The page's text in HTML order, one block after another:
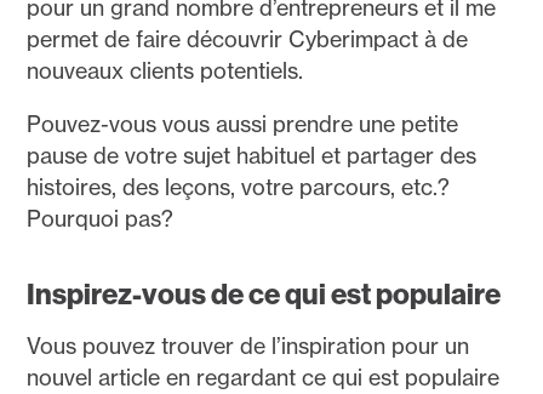
pour un grand nombre d’entrepreneurs et il me
permet de faire découvrir Cyberimpact à de
nouveaux clients potentiels.
Pouvez-vous vous aussi prendre une petite
pause de votre sujet habituel et partager des
histoires, des leçons, votre parcours, etc.?
Pourquoi pas?
Inspirez-vous de ce qui est populaire
Vous pouvez trouver de l’inspiration pour un
nouvel article en regardant ce qui est populaire